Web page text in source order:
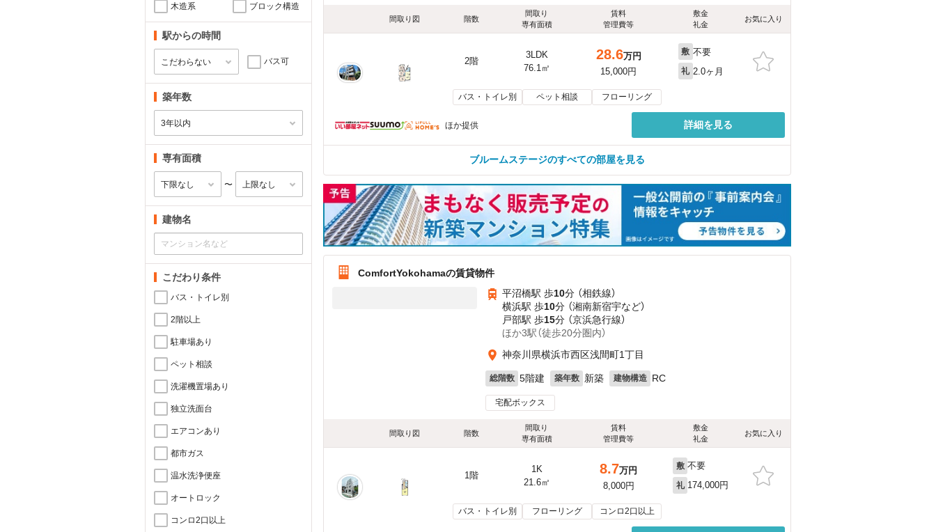
木造系 ブロック構造
駅からの時間
バス可
築年数
専有面積
〜
建物名
こだわり条件
バス・トイレ別
2階以上
駐車場あり
ペット相談
洗濯機置場あり
独立洗面台
エアコンあり
都市ガス
温水洗浄便座
オートロック
コンロ2口以上
間取り図 階数
間取り
専有面積
賃料
管理費等
敷金
礼金
お気に入り
2階
3LDK
76.1㎡
28.6万円
15,000円
敷 不要
礼 2.0ヶ月
バス・トイレ別 ペット相談 フローリング
ほか提供 詳細を見る
ブルームステージのすべての部屋を見る
ComfortYokohamaの賃貸物件
平沼橋駅 歩10分 （相鉄線）
横浜駅 歩10分 （湘南新宿宇など）
戸部駅 歩15分 （京浜急行線）
ほか3駅（徒歩20分圏内）
神奈川県横浜市西区浅間町1丁目
総階数 5階建 築年数 新築 建物構造 RC
宅配ボックス
間取り図 階数
間取り
専有面積
賃料
管理費等
敷金
礼金
お気に入り
1階
1K
21.6㎡
8.7万円
8,000円
敷 不要
礼 174,000円
バス・トイレ別 フローリング コンロ2口以上